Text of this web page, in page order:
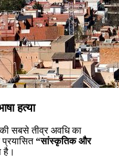
हत्या
सबसे तीव्र अवधि का
प्रयासित“सांस्कृतिक और
है।